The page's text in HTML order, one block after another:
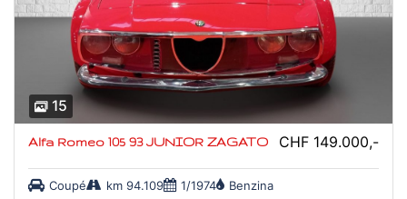
15
Alfa Romeo 105 93 JUNIOR ZAGATO CHF 149.000,-
Coupé km 94.109 1/1974 Benzina